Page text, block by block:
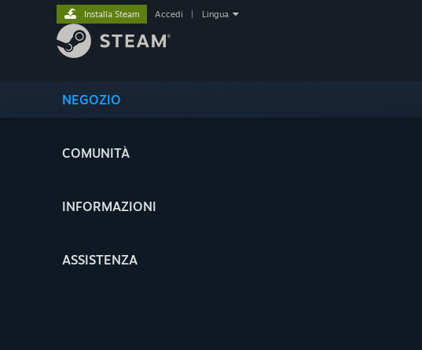
NEGOZIO
COMUNITÀ
INFORMAZIONI
ASSISTENZA
Installa Steam Accedi Lingua